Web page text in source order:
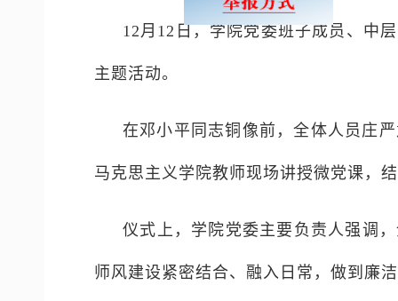
12月12日，学院党委班子成员、中
主题活动。
在邓小平同志铜像前，全体人员庄
马克思主义学院教师现场讲授微党课，
仪式上，学院党委主要负责人强调
师风建设紧密结合、融入日常，做到廉